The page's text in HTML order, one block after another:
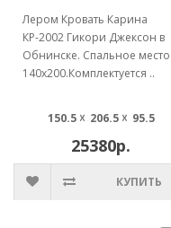
Лером Кровать Карина
КР-2002 Гикори Джексон в
Обнинске. Спальное
140х200.Комплектуется ..
150.5 ☓ 206.5 ☓ 95.5
25380р.
КУПИТЬ